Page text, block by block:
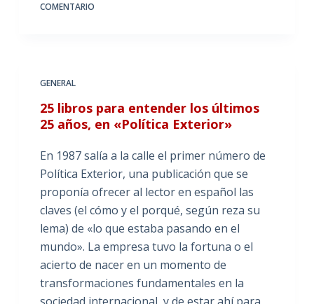
COMENTARIO
GENERAL
25 libros para entender los últimos
25 años, en «Política Exterior»
En 1987 salía a la calle el primer número de
Política Exterior, una publicación que se
proponía ofrecer al lector en español las
claves (el cómo y el porqué, según reza su
lema) de «lo que estaba pasando en el
mundo». La empresa tuvo la fortuna o el
acierto de nacer en un momento de
transformaciones fundamentales en la